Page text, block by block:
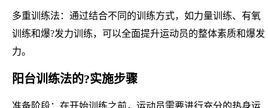
多重训练法：通过结合不同的训练方式，如力量训练、有氧
训练和爆?发力训练，可以全面提升运动员的整体素质和爆发
力。
阳台训练法的?实施步骤
准备阶段：在开始训练之前，运动员需要进行充分的热身运